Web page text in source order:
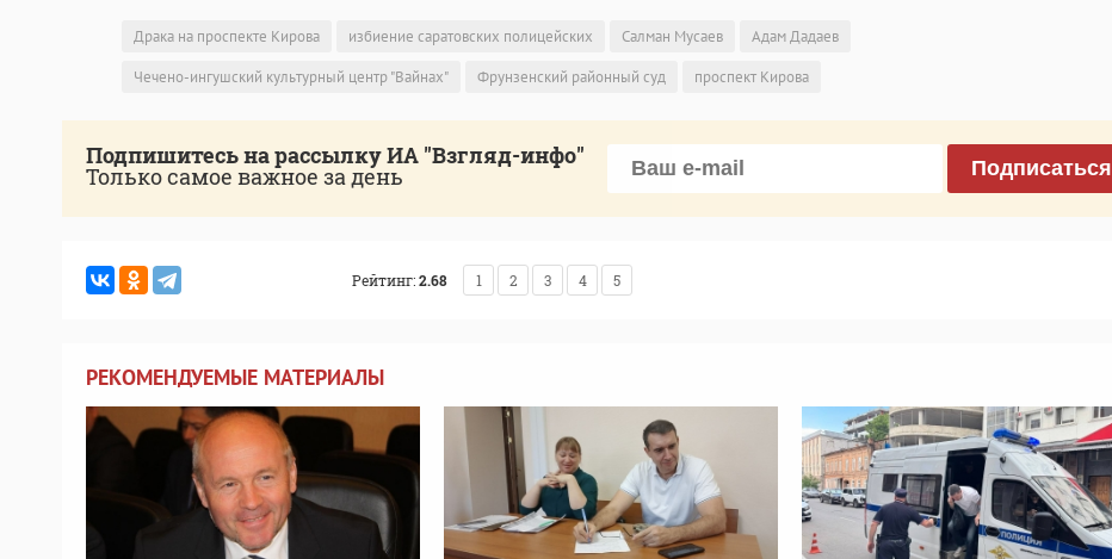
Драка на проспекте Кирова избиение саратовских полицейских Салман Мусаев
Адам Дадаев
Чечено-ингушский культурный центр "Вайнах"
Фрунзенский районный суд проспект Кирова
Подпишитесь на рассылку ИА "Взгляд-инфо"
Только самое важное за день Подписаться
Рейтинг:2.68 1 2 3 4 5
РЕКОМЕНДУЕМЫЕ МАТЕРИАЛЫ